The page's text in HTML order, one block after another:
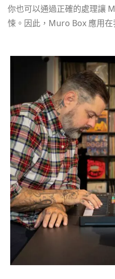
你也可以通過正確的處理讓
悚。因此，Muro Box 應用在